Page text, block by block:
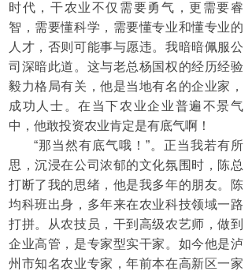
时代，干农业不仅需要勇气，更需要睿
智，需要懂科学，需要懂专业和懂专业的
人才，否则可能事与愿违。我暗暗佩服公
司深暗此道。这与老总杨国权的经历经验
毅力格局有关，他是当地有名的企业家，
成功人士。在当下农业企业普遍不景气
中，他敢投资农业肯定是有底气啊！
“那当然有底气哦！”。正当我若有所
思，沉浸在公司浓郁的文化氛围时，陈总
打断了我的思绪，他是我多年的朋友。陈
均科班出身，多年来在农业科技领域一路
打拼。从农技员，干到高级农艺师，做到
企业高管，是专家型实干家。如今他是泸
州市知名农业专家，年前本在高新区一家